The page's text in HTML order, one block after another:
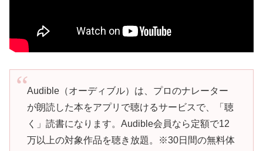
Audible（オーディブル）は、プロのナレーター
が朗読した本をアプリで聴けるサービスで、「聴
く」読書になります。Audible会員なら定額で12
万以上の対象作品を聴き放題。※30日間の無料体